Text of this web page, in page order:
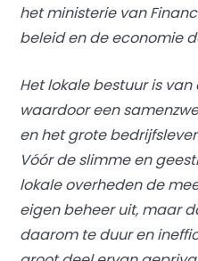
het ministerie van
beleid en de economie
Het lokale bestuur is
waardoor een
en het grote
Vóór de slimme en
lokale overheden de
eigen beheer uit, maar
daarom te duur en